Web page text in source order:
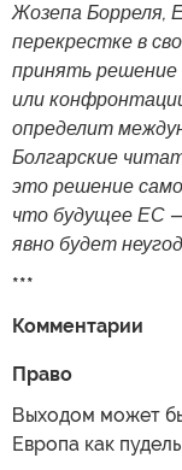
Жозепа Борреля,
перекрестке в
принять решение
или
определит
Болгарские
это решение
что будущее ЕС
явно будет
***
Комментарии
Право
Выходом может
Европа как